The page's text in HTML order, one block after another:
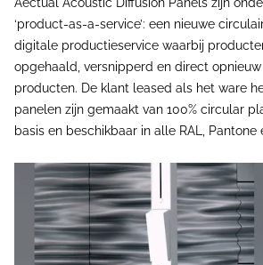
‘product-as-a-service’: een nieuwe
digitale productieservice waarbij
opgehaald, versnipperd en direct
producten. De klant leased als het ware
panelen zijn gemaakt van 100% circular
basis en beschikbaar in alle RAL, Pantone